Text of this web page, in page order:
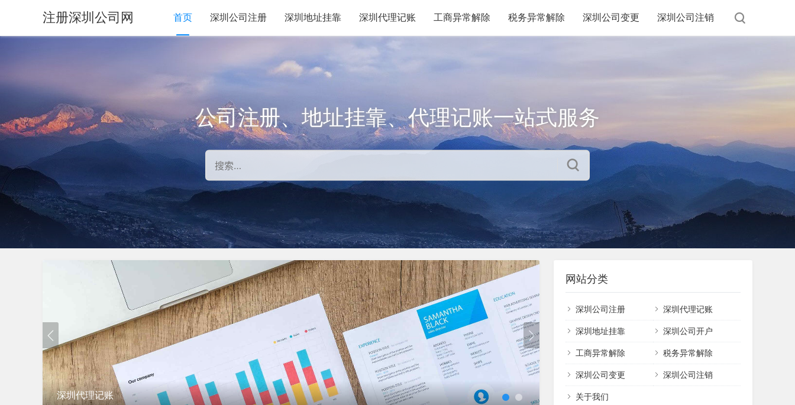
注册深圳公司网 首页 深圳公司注册 深圳地址挂靠 深圳代理记账 工商异常解除 税务异常解除 深圳公司变更 深圳公司注销
公司注册、地址挂靠、代理记账一站式服务
深圳公司注册 深圳代理记账
网站分类
深圳公司注册 深圳代理记账
深圳地址挂靠 深圳公司开户
工商异常解除 税务异常解除
深圳公司变更 深圳公司注销
关于我们